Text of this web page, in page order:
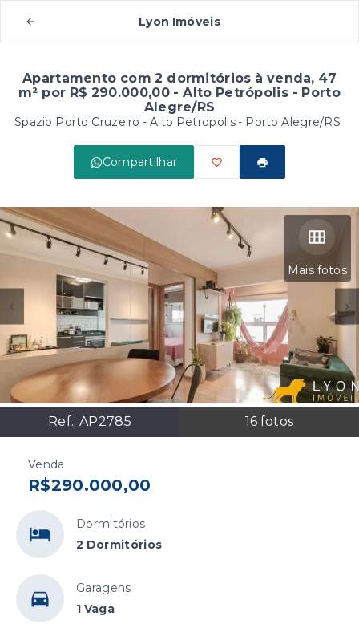
Lyon Imóveis
Apartamento com 2 dormitórios à venda, 47
m² por R$ 290.000,00 - Alto Petrópolis - Porto
Alegre/RS
Spazio Porto Cruzeiro -Alto Petropolis - Porto Alegre/RS
Compartilhar
Mais fotos
Ref.:AP2785 16 fotos
Venda
R$290.000,00
Dormitórios
2 Dormitórios
Garagens
1 Vaga